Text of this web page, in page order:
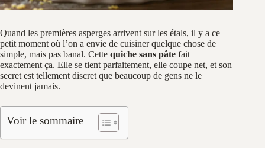
Quand les premières asperges arrivent sur les étals, il y a ce
petit moment où l’on a envie de cuisiner quelque chose de
simple, mais pas banal. Cette quiche sans pâte fait
exactement ça. Elle se tient parfaitement, elle coupe net, et son
secret est tellement discret que beaucoup de gens ne le
devinent jamais.
Voir le sommaire